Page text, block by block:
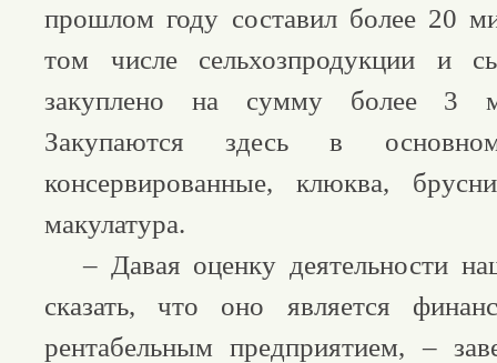
прошлом году составил более 20
том числе сельхозпродукции и
закуплено на сумму более 3
Закупаются здесь в
консервированные, клюква,
макулатура.
– Давая оценку деятельности
сказать, что оно является
рентабельным предприятием, –